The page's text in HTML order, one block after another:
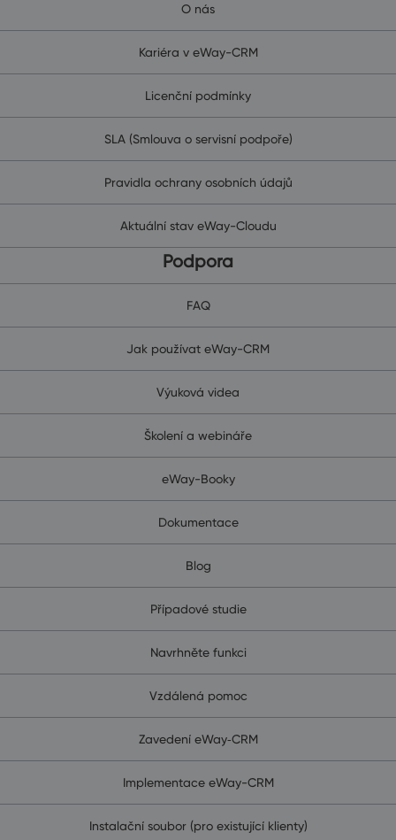
O nás
Kariéra v eWay-CRM
Licenční podmínky
SLA (Smlouva o servisní podpoře)
Pravidla ochrany osobních údajů
Aktuální stav eWay-Cloudu
Podpora
FAQ
Jak používat eWay-CRM
Výuková videa
Školení a webináře
eWay-Booky
Dokumentace
Blog
Případové studie
Navrhněte funkci
Vzdálená pomoc
Zavedení eWay‑CRM
Implementace eWay-CRM
Instalační soubor (pro existující klienty)